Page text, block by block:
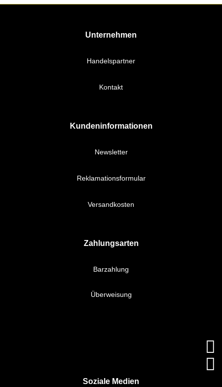
Unternehmen
Handelspartner
Kontakt
Kundeninformationen
Newsletter
Reklamationsformular
Versandkosten
Zahlungsarten
Barzahlung
Überweisung
Soziale Medien

